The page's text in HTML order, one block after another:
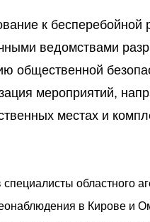
к бесперебойной
ведомствами
общественной
мероприятий,
местах и
областного
в Кирове и